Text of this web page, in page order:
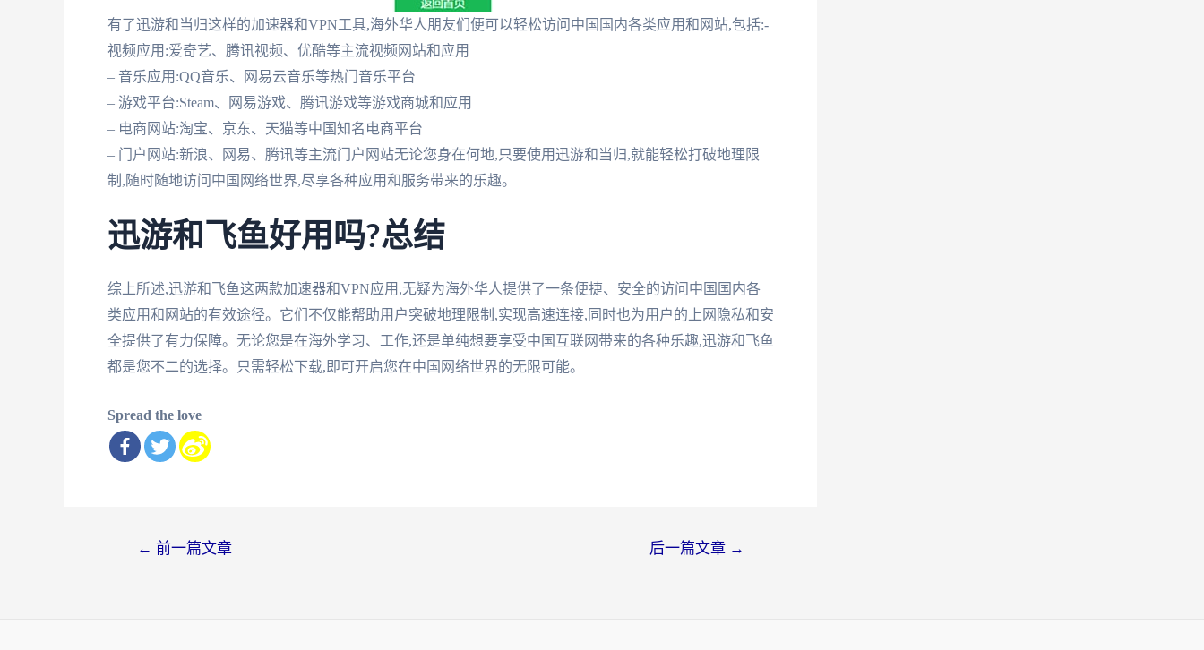
有了迅游和当归这样的加速器和VPN工具,海外华人朋友们便可以轻松访问中国国内各类应用和网站,包括:-
视频应用:爱奇艺、腾讯视频、优酷等主流视频网站和应用
– 音乐应用:QQ音乐、网易云音乐等热门音乐平台
– 游戏平台:Steam、网易游戏、腾讯游戏等游戏商城和应用
– 电商网站:淘宝、京东、天猫等中国知名电商平台
– 门户网站:新浪、网易、腾讯等主流门户网站无论您身在何地,只要使用迅游和当归,就能轻松打破地理限
制,随时随地访问中国网络世界,尽享各种应用和服务带来的乐趣。
迅游和飞鱼好用吗?总结
综上所述,迅游和飞鱼这两款加速器和VPN应用,无疑为海外华人提供了一条便捷、安全的访问中国国内各
类应用和网站的有效途径。它们不仅能帮助用户突破地理限制,实现高速连接,同时也为用户的上网隐私和安
全提供了有力保障。无论您是在海外学习、工作,还是单纯想要享受中国互联网带来的各种乐趣,迅游和飞鱼
都是您不二的选择。只需轻松下载,即可开启您在中国网络世界的无限可能。
Spread the love
← 前一篇文章 后一篇文章 →